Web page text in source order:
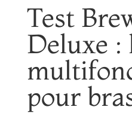
Test
Deluxe :
pour